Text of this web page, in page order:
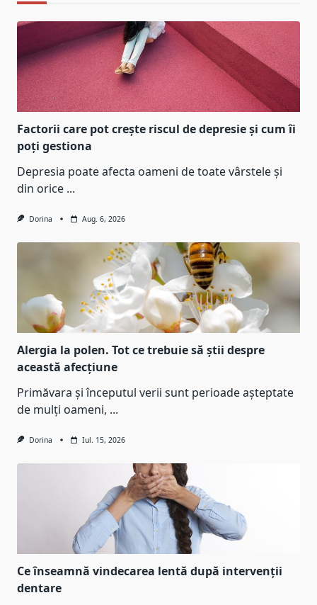
Factorii care pot crește riscul de depresie și cum îi
poți gestiona
Depresia poate afecta oameni de toate vârstele și
din orice ...
Dorina Aug. 6, 2026
Alergia la polen. Tot ce trebuie să știi despre
această afecțiune
Primăvara și începutul verii sunt perioade așteptate
de mulți oameni, ...
Dorina Iul. 15, 2026
Ce înseamnă vindecarea lentă după intervenții
dentare